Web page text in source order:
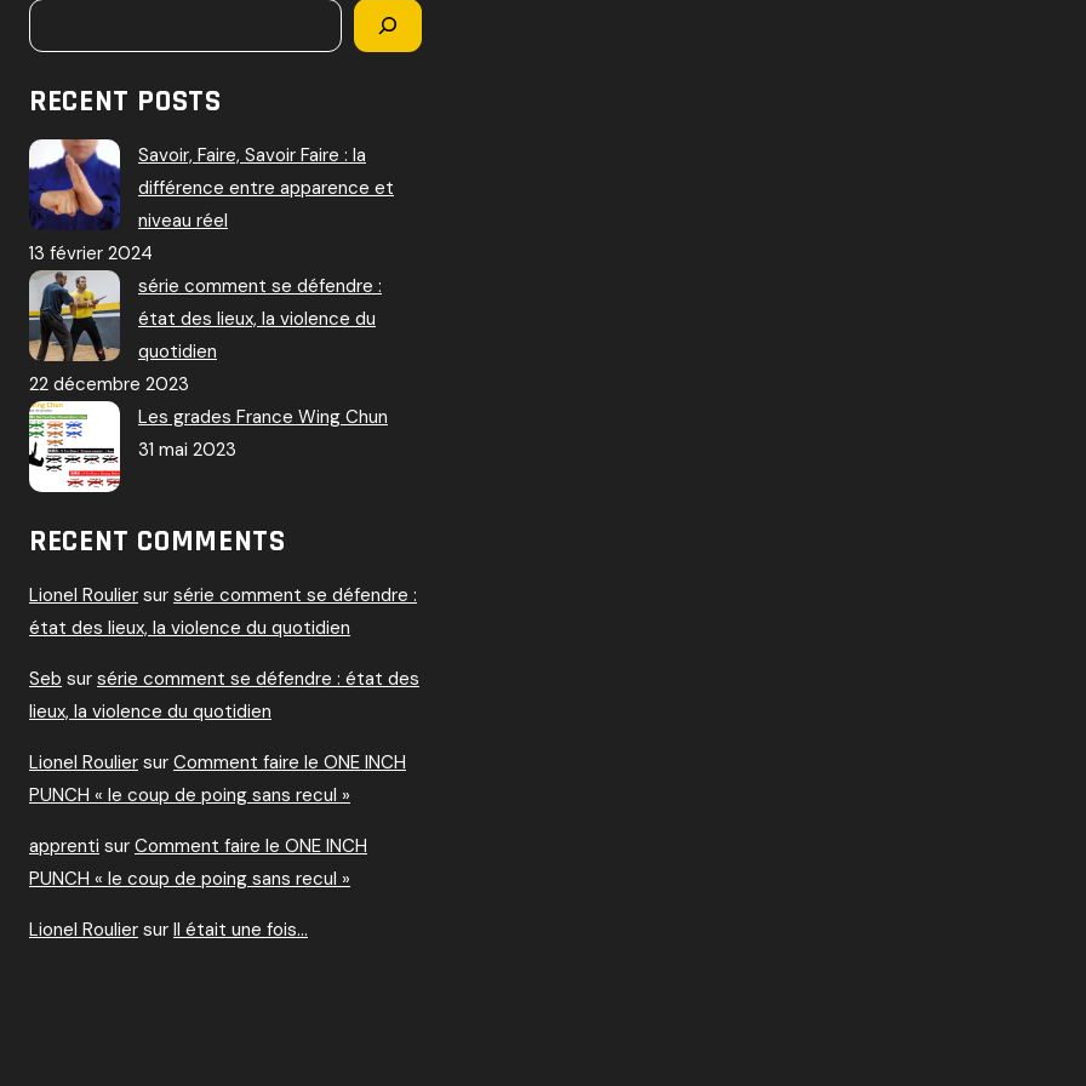
RECENT POSTS
Savoir, Faire, Savoir Faire : la
différence entre apparence et
niveau réel
13 février 2024
série comment se défendre :
état des lieux, la violence du
quotidien
22 décembre 2023
Les grades France Wing Chun
31 mai 2023
RECENT COMMENTS
Lionel Roulier sur série comment se défendre :
état des lieux, la violence du quotidien
Seb sur série comment se défendre : état des
lieux, la violence du quotidien
Lionel Roulier sur Comment faire le ONE INCH
PUNCH « le coup de poing sans recul »
apprenti sur Comment faire le ONE INCH
PUNCH « le coup de poing sans recul »
Lionel Roulier sur Il était une fois…